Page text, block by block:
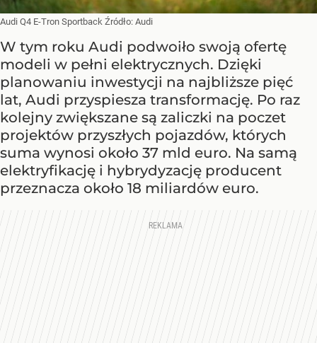
Audi Q4 E-Tron Sportback Źródło: Audi
W tym roku Audi podwoiło swoją ofertę
modeli w pełni elektrycznych. Dzięki
planowaniu inwestycji na najbliższe pięć
lat, Audi przyspiesza transformację. Po raz
kolejny zwiększane są zaliczki na poczet
projektów przyszłych pojazdów, których
suma wynosi około 37 mld euro. Na samą
elektryfikację i hybrydyzację producent
przeznacza około 18 miliardów euro.